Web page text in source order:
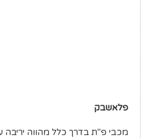
פלאשבק
מכבי פ"ת בדרך כלל מהווה יריבה